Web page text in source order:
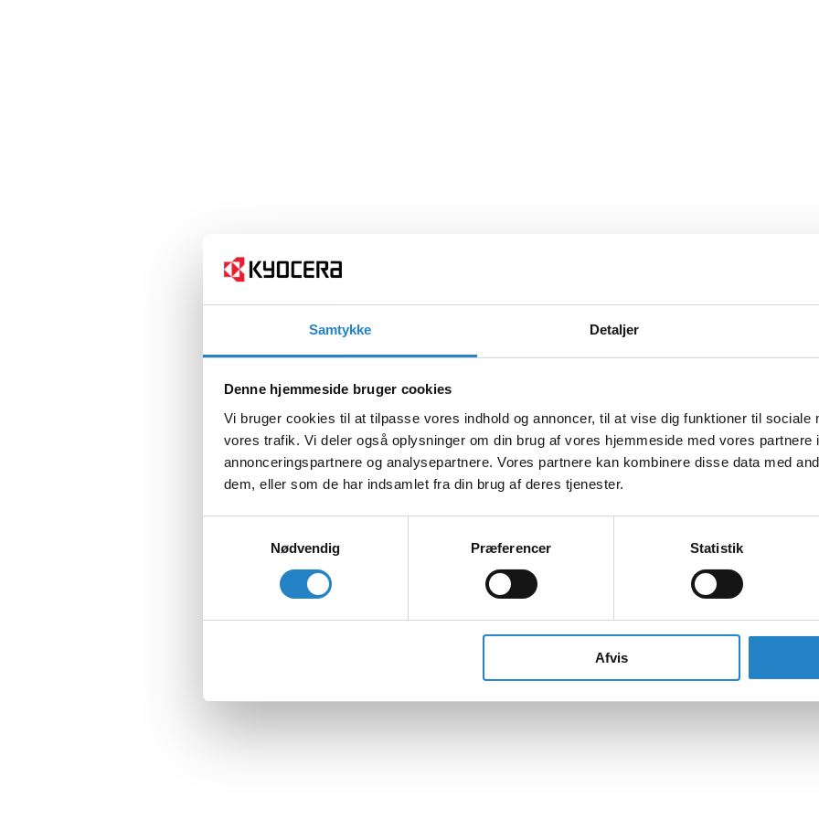
Samtykke Detaljer
Denne hjemmeside bruger cookies
Vi bruger cookies til at tilpasse vores indhold og annoncer, til at vise dig funktioner til sociale
vores trafik. Vi deler også oplysninger om din brug af vores hjemmeside med vores partnere
annonceringspartnere og analysepartnere. Vores partnere kan kombinere disse data med
dem, eller som de har indsamlet fra din brug af deres tjenester.
Nødvendig
Præferencer Statistik
Afvis